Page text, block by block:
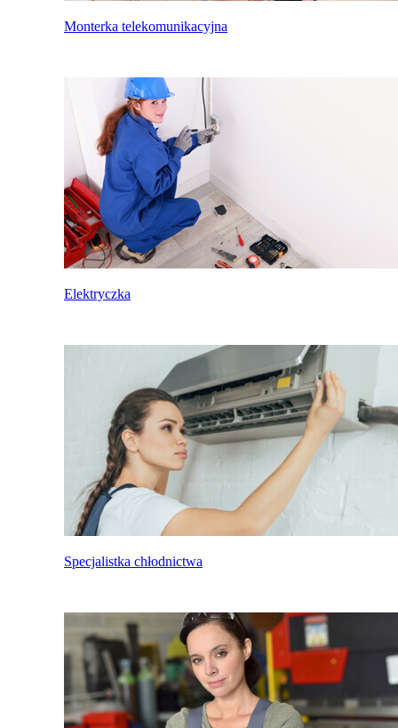
Monterka telekomunikacyjna
Elektryczka
Specjalistka chłodnictwa